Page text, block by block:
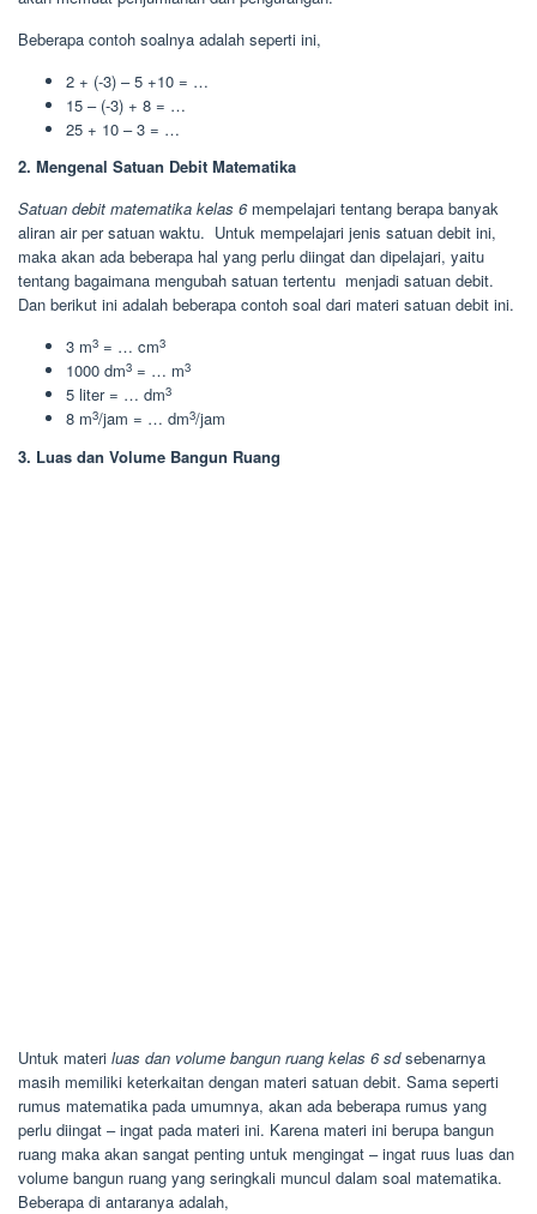
Beberapa contoh soalnya adalah seperti ini,
2 + (-3) – 5 +10 = …
15 – (-3) + 8 = …
25 + 10 – 3 = …
2. Mengenal Satuan Debit Matematika
Satuan debit matematika kelas 6 mempelajari tentang berapa banyak
aliran air per satuan waktu. Untuk mempelajari jenis satuan debit ini,
maka akan ada beberapa hal yang perlu diingat dan dipelajari, yaitu
tentang bagaimana mengubah satuan tertentu menjadi satuan debit.
Dan berikut ini adalah beberapa contoh soal dari materi satuan debit ini.
3 m3 = … cm3
1000 dm3 = … m3
5 liter = … dm3
8 m3/jam = … dm3/jam
3. Luas dan Volume Bangun Ruang
Untuk materi luas dan volume bangun ruang kelas 6 sdsebenarnya
masih memiliki keterkaitan dengan materi satuan debit. Sama seperti
rumus matematika pada umumnya, akan ada beberapa rumus yang
perlu diingat – ingat pada materi ini. Karena materi ini berupa bangun
ruang maka akan sangat penting untuk mengingat – ingat ruus luas dan
volume bangun ruang yang seringkali muncul dalam soal matematika.
Beberapa di antaranya adalah,